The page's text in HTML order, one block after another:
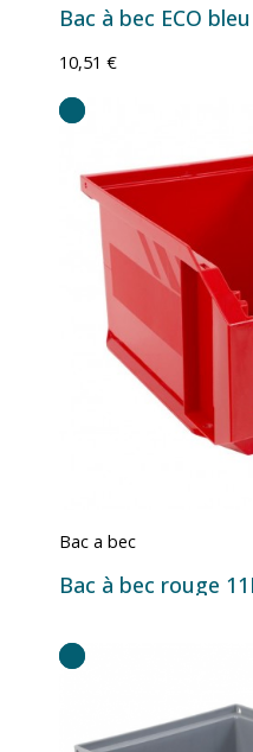
10,51 €
Bac a bec